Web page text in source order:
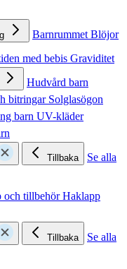
BarnrummetBlöjor
med bebis Graviditet
Hudvård barn
bitringar Solglasögon
barn UV-kläder
Tillbaka
Se alla
och tillbehörHaklapp
Tillbaka
Se alla